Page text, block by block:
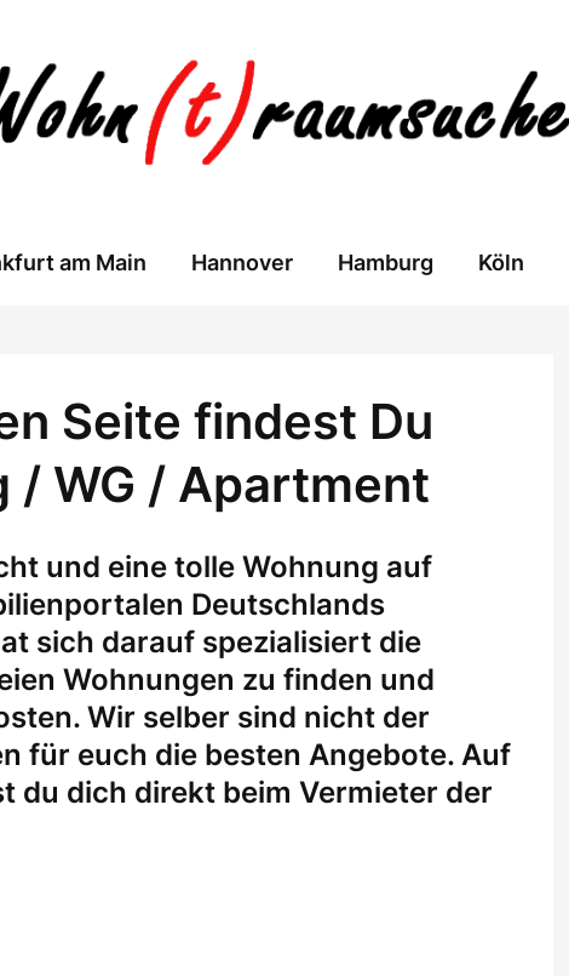
am Main Hannover Hamburg Köln
Seite findest Du
/ WG / Apartment
und eine tolle Wohnung auf
Deutschlands
sich darauf spezialisiert die
Wohnungen zu finden und
Wir selber sind nicht der
für euch die besten Angebote. Auf
du dich direkt beim Vermieter der